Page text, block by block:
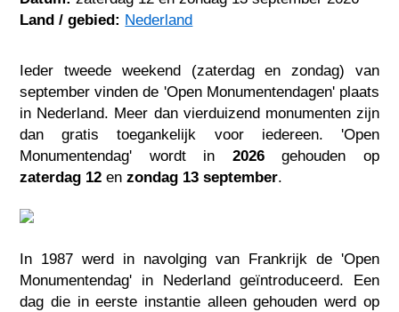
Land / gebied: Nederland
Ieder tweede weekend (zaterdag en zondag) van
september vinden de 'Open Monumentendagen' plaats
in Nederland. Meer dan vierduizend monumenten zijn
dan gratis toegankelijk voor iedereen. 'Open
Monumentendag' wordt in 2026gehouden op
zaterdag 12 enzondag 13 september.
In 1987 werd in navolging van Frankrijk de 'Open
Monumentendag' in Nederland geïntroduceerd. Een
dag die in eerste instantie alleen gehouden werd op